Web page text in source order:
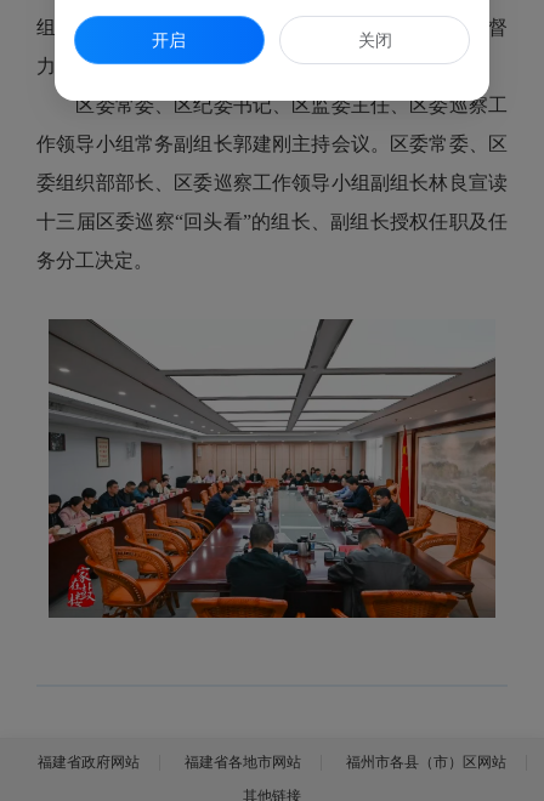
组织、宣传、审计等部门的协同联动，进一步整合监督
力量、健全监督体系。
区委常委、区纪委书记、区监委主任、区委巡察工
作领导小组常务副组长郭建刚主持会议。区委常委、区
委组织部部长、区委巡察工作领导小组副组长林良宣读
十三届区委巡察“回头看”的组长、副组长授权任职及任
务分工决定。
福建省政府网站 福建省各地市网站
福州市各县（市）区网站
其他链接
开启 关闭